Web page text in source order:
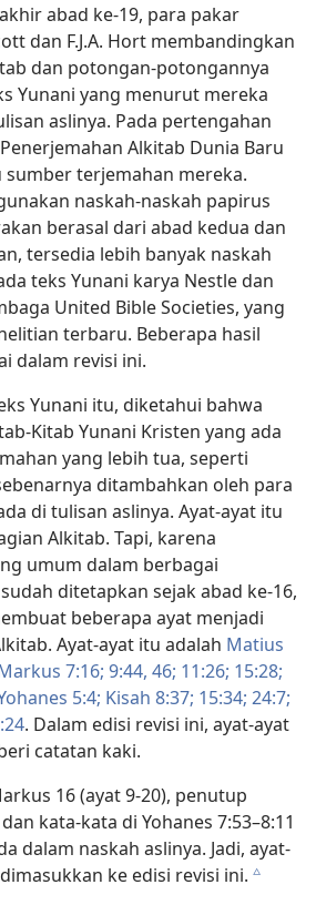
abad ke-19, para pakar
dan F.J.A. Hort membandingkan
dan potongan-potongannya
Yunani yang menurut mereka
aslinya. Pada pertengahan
Alkitab Dunia Baru
terjemahan mereka.
naskah-naskah papirus
berasal dari abad kedua dan
tersedia lebih banyak naskah
teks Yunani karya Nestle dan
United Bible Societies, yang
terbaru. Beberapa hasil
dalam revisi ini.
Yunani itu, diketahui bahwa
Kitab Yunani Kristen yang ada
yang lebih tua, seperti
ditambahkan oleh para
di tulisan aslinya. Ayat-ayat itu
Alkitab. Tapi, karena
umum dalam berbagai
ditetapkan sejak abad ke-16,
beberapa ayat menjadi
Ayat-ayat itu adalah Matius
7:16; 9:44, 46; 11:26; 15:28;
5:4; Kisah 8:​37; 15:34; 24:7;
. Dalam edisi revisi ini, ayat-ayat
catatan kaki.
16 (ayat 9-20), penutup
kata-kata di Yohanes 7:53–8:11
dalam naskah aslinya. Jadi, ayat-
ke edisi revisi ini. c